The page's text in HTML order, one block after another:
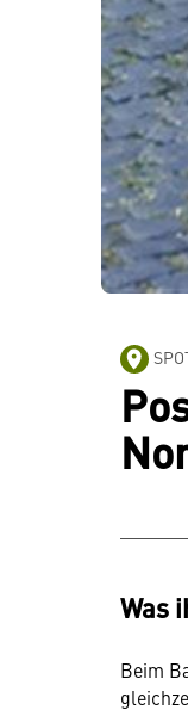
Was
Beim